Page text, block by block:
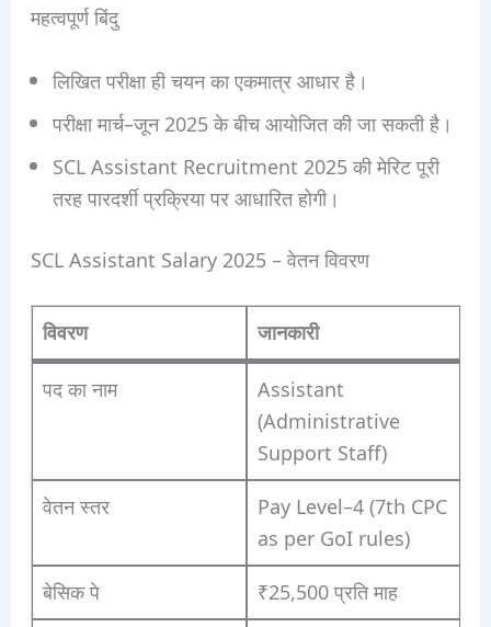
महत्वपूर्ण बिंदु
लिखित परीक्षा ही चयन का एकमात्र आधार है।
परीक्षा मार्च–जून 2025 के बीच आयोजित की जा सकती है।
SCL Assistant Recruitment 2025 की मेरिट पूरी
तरह पारदर्शी प्रक्रिया पर आधारित होगी।
SCL Assistant Salary 2025 – वेतन विवरण
विवरण जानकारी
पद का नाम
Assistant
(Administrative
Support Staff)
वेतन स्तर
Pay Level–4 (7th CPC
as per GoI rules)
बेसिक पे ₹25,500 प्रति माह